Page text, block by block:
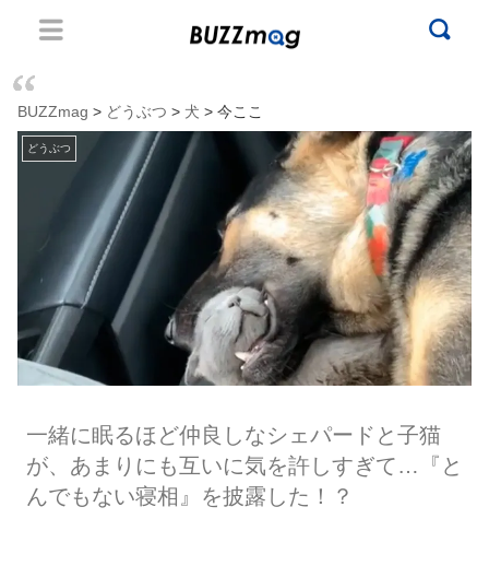
BUZZmag > どうぶつ > 犬 > 今ここ
どうぶつ
一緒に眠るほど仲良しなシェパードと子猫
が、あまりにも互いに気を許しすぎて…『と
んでもない寝相』を披露した！？